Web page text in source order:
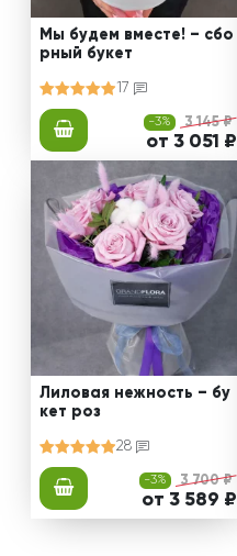
Мы будем вместе! – сбо
рный букет
17
-3% 3 145 ₽
от 3 051 ₽
Лиловая нежность – бу
кет роз
28
-3% 3 700 ₽
от 3 589 ₽